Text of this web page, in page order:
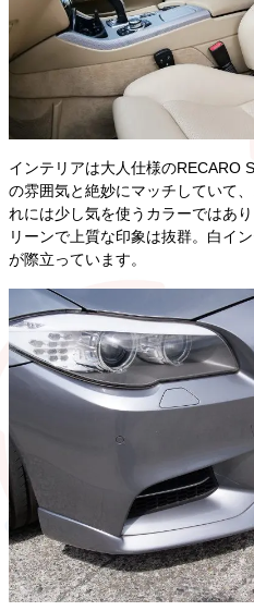
インテリアは大人仕様のRECARO
の雰囲気と絶妙にマッチしていて
れには少し気を使うカラーではあ
リーンで上質な印象は抜群。白イ
が際立っています。